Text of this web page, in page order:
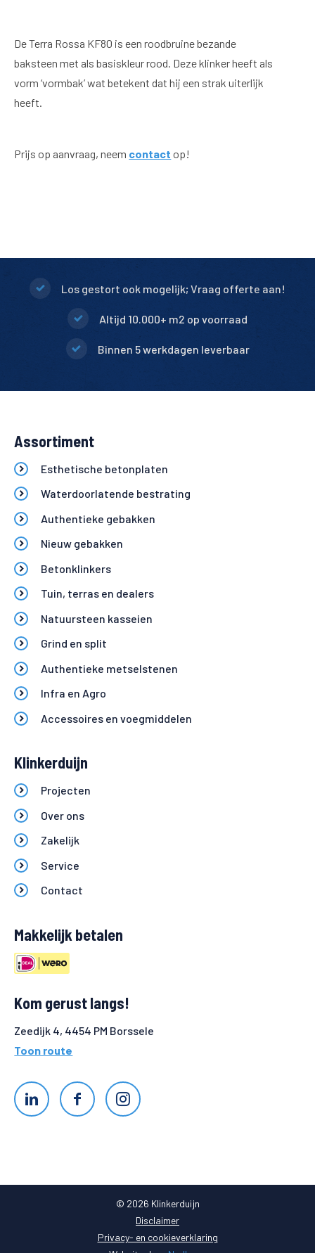
De Terra Rossa KF80 is een roodbruine bezande
baksteen met als basiskleur rood. Deze klinker heeft als
vorm ‘vormbak’ wat betekent dat hij een strak uiterlijk
heeft.
Prijs op aanvraag, neem contact op!
Los gestort ook mogelijk; Vraag offerte aan!
Altijd 10.000+ m2 op voorraad
Binnen 5 werkdagen leverbaar
Assortiment
Esthetische betonplaten
Waterdoorlatende bestrating
Authentieke gebakken
Nieuw gebakken
Betonklinkers
Tuin, terras en dealers
Natuursteen kasseien
Grind en split
Authentieke metselstenen
Infra en Agro
Accessoires en voegmiddelen
Klinkerduijn
Projecten
Over ons
Zakelijk
Service
Contact
Makkelijk betalen
Kom gerust langs!
Zeedijk 4, 4454 PM Borssele
Toon route
© 2026 Klinkerduijn
Disclaimer
Privacy- en cookieverklaring